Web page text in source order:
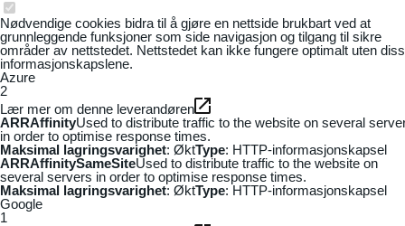
Nødvendige cookies bidra til å gjøre en nettside brukbart ved at
grunnleggende funksjoner som side navigasjon og tilgang til sikre
områder av nettstedet. Nettstedet kan ikke fungere optimalt uten
informasjonskapslene.
Azure
2
Lær mer om denne leverandøren
ARRAffinityUsed to distribute traffic to the website on several
in order to optimise response times.
Maksimal lagringsvarighet: ØktType: HTTP-informasjonskapsel
ARRAffinitySameSiteUsed to distribute traffic to the website on
several servers in order to optimise response times.
Maksimal lagringsvarighet: ØktType: HTTP-informasjonskapsel
Google
1